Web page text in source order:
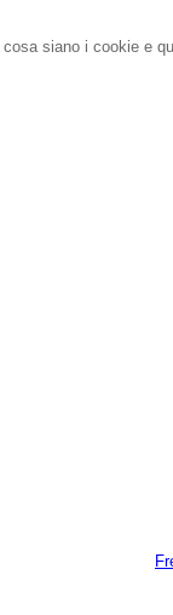
siano i cookie e